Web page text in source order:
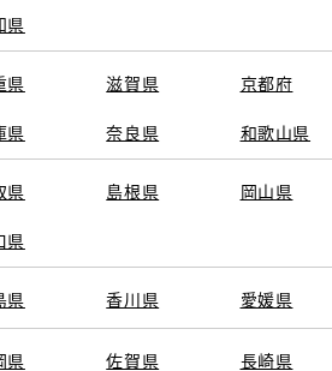
県
県 滋賀県 京都府
県 奈良県 和歌山県
県 島根県 岡山県
県
県 香川県 愛媛県
県 佐賀県 長崎県
トヨタ中古車オンラインストア
クルマ買取
トヨタレンタカー
利用規約 反社会的勢力に対する基本方針企業情報